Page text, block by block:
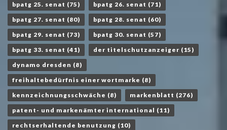
bpatg 25. senat (75) bpatg 26. senat (71)
bpatg 27. senat (80) bpatg 28. senat (60)
bpatg 29. senat (73) bpatg 30. senat (57)
bpatg 33. senat (41) der titelschutzanzeiger (15)
dynamo dresden (8)
freihaltebedürfnis einer wortmarke (8)
kennzeichnungsschwäche (8) markenblatt (276)
patent- und markenämter international (11)
rechtserhaltende benutzung (10)